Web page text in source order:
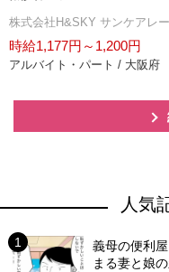
株式会社H&SKY サンケアレ
時給1,177円～1,200円
アルバイト・パート / 大阪府
人気
義母の便利
まる妻と娘